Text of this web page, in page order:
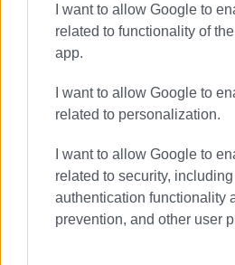
I want to allow Google to
related to functionality of
app.
I want to allow Google to
related to personalization.
I want to allow Google to
related to security, including
authentication functionality
prevention, and other user
αρχές του ΄92 και για 25
Βήμα». Από το 1994 εκδότης -
«Κερκυραϊκά Σπορ» και από
εργάζεται στην
συνεργάστηκε με την
Start TV, συνολικά 15 χρόνια.
Ακολουθήστε το enimerosi